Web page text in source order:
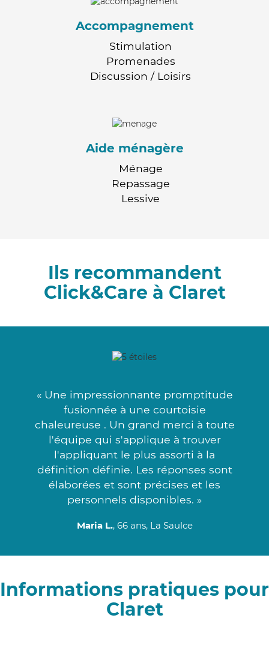
Accompagnement
Stimulation
Promenades
Discussion / Loisirs
Aide ménagère
Ménage
Repassage
Lessive
Ils recommandent
Click&Care à Claret
« Une impressionnante promptitude
fusionnée à une courtoisie
chaleureuse . Un grand merci à toute
l'équipe qui s'applique à trouver
l'appliquant le plus assorti à la
définition définie. Les réponses sont
élaborées et sont précises et les
personnels disponibles. »
Maria L., 66 ans, La Saulce
Informations pratiques pour
Claret